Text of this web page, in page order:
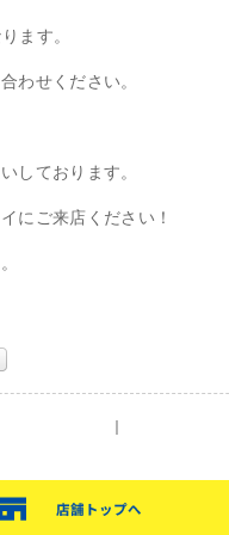
ます。
わせください。
しております。
にご来店ください！